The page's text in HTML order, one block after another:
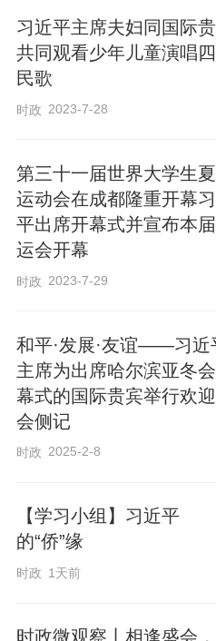
习近平强调，世
生以来，就一直是青
会、友谊的盛会。我
以青春的活力促进世
息、青春风采的国际
界各地的青年朋友
知，增进理解，为促
新动力。我们要弘扬
的姿态应对全球性挑
交流互鉴，以包容的
精神家园，用欣赏、
待多种文化，弘扬全
推动构建人类命运共同
习近平指出，成
也是中国最具活力和
欢迎大家到成都街头
习近平主席夫妇同国际
共同观看少年儿童演唱四
民歌
时政 2023-7-28
第三十一届世界大学生
运动会在成都隆重开幕
平出席开幕式并宣布本
运会开幕
时政 2023-7-29
和平·发展·友谊——习近
主席为出席哈尔滨亚冬
幕式的国际贵宾举行欢
会侧记
时政 2025-2-8
【学习小组】习近平
的“侨”缘
时政 1天前
时政微观察丨相逢盛会